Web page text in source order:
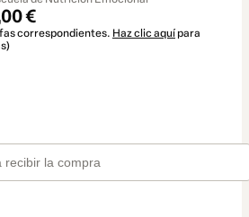
€
correspondientes. Haz clic aquí para